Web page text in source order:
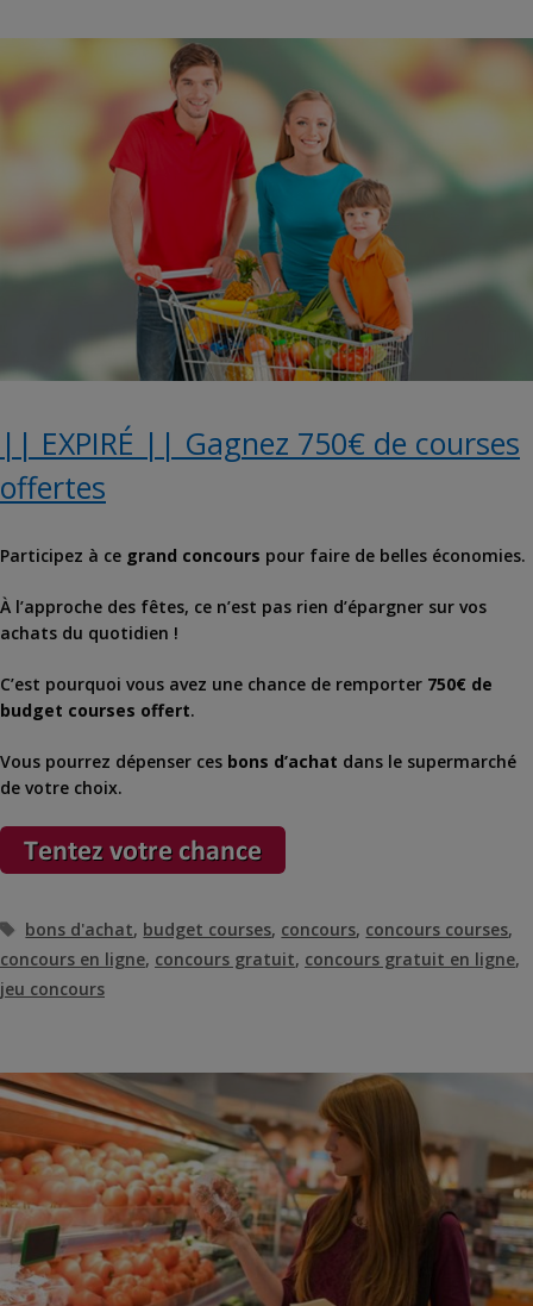
|| EXPIRÉ || Gagnez 750€ de courses
offertes
Participez à ce grand concours pour faire de belles économies.
À l’approche des fêtes, ce n’est pas rien d’épargner sur vos
achats du quotidien !
C’est pourquoi vous avez une chance de remporter 750€ de
budget courses offert.
Vous pourrez dépenser ces bons d’achat dans le supermarché
de votre choix.
Étiquettes
bons d'achat, budget courses, concours, concours courses,
concours en ligne, concours gratuit, concours gratuit en ligne,
jeu concours